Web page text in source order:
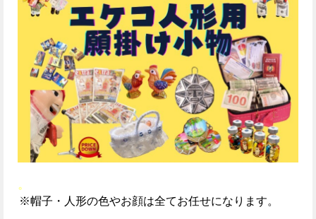
。
※帽子・人形の色やお顔は全てお任せになります。